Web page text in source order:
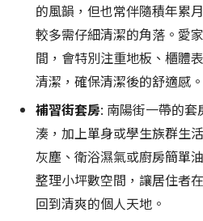
的風韻，但也常伴隨積年累
較多需仔細清潔的角落。愛
間，會特別注重地板、櫃體
清潔，確保清潔後的舒適感。
補習街套房: 南陽街一帶的
湊，加上單身或學生族群生
灰塵、衛浴濕氣或廚房簡單
整理小坪數空間，讓居住者
回到清爽的個人天地。